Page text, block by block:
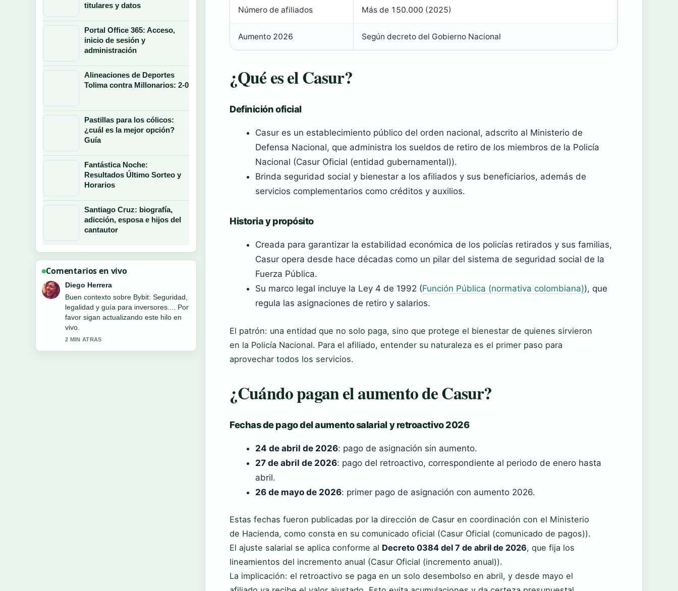
Número de afiliados Más de 150.000 (2025)
Aumento 2026 Según decreto del Gobierno Nacional
¿Qué es el Casur?
Definición oficial
Casur es un establecimiento público del orden nacional, adscrito al Ministerio de
Defensa Nacional, que administra los sueldos de retiro de los miembros de la Policía
Nacional (Casur Oficial (entidad gubernamental)).
Brinda seguridad social y bienestar a los afiliados y sus beneficiarios, además de
servicios complementarios como créditos y auxilios.
Historia y propósito
Creada para garantizar la estabilidad económica de los policías retirados y sus familias,
Casur opera desde hace décadas como un pilar del sistema de seguridad social de la
Fuerza Pública.
Su marco legal incluye la Ley 4 de 1992 (Función Pública (normativa colombiana)), que
regula las asignaciones de retiro y salarios.
El patrón: una entidad que no solo paga, sino que protege el bienestar de quienes sirvieron
en la Policía Nacional. Para el afiliado, entender su naturaleza es el primer paso para
aprovechar todos los servicios.
¿Cuándo pagan el aumento de Casur?
Fechas de pago del aumento salarial y retroactivo 2026
24 de abril de 2026: pago de asignación sin aumento.
27 de abril de 2026: pago del retroactivo, correspondiente al periodo de enero hasta
abril.
26 de mayo de 2026: primer pago de asignación con aumento 2026.
Estas fechas fueron publicadas por la dirección de Casur en coordinación con el Ministerio
de Hacienda, como consta en su comunicado oficial (Casur Oficial (comunicado de pagos)).
El ajuste salarial se aplica conforme al Decreto 0384 del 7 de abril de 2026, que fija los
lineamientos del incremento anual (Casur Oficial (incremento anual)).
La implicación: el retroactivo se paga en un solo desembolso en abril, y desde mayo el
titulares y datos
Portal Office 365: Acceso,
inicio de sesión y
administración
Alineaciones de Deportes
Tolima contra Millonarios: 2-0
Pastillas para los cólicos:
¿cuál es la mejor opción?
Guía
Fantástica Noche:
Resultados Último Sorteo y
Horarios
Santiago Cruz: biografía,
adicción, esposa e hijos del
cantautor
Comentarios en vivo
Valentina Rojas
La cobertura de Colombia vs
Venezuela: historial, resultados y
cómo... se siente solida y muy facil de
seguir.
4 MIN ATRAS